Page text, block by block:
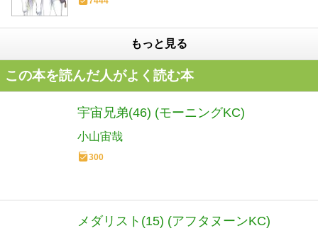
もっと見る
この本を読んだ人がよく読む本
宇宙兄弟(46) (モーニングKC)
小山宙哉
300
メダリスト(15) (アフタヌーンKC)